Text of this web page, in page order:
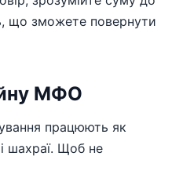
що зможете повернути
МФО
працюють як
і шахраї. Щоб не